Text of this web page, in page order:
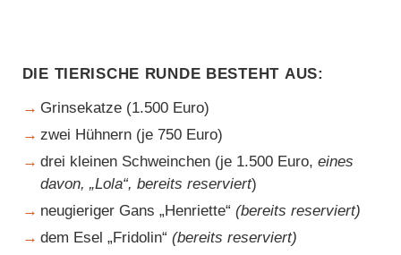
Die tierische Runde besteht aus:
Grinsekatze (1.500 Euro)
zwei Hühnern (je 750 Euro)
drei kleinen Schweinchen (je 1.500 Euro,eines
davon, „Lola“, bereits reserviert)
neugieriger Gans „Henriette“(bereits reserviert)
dem Esel „Fridolin“(bereits reserviert)